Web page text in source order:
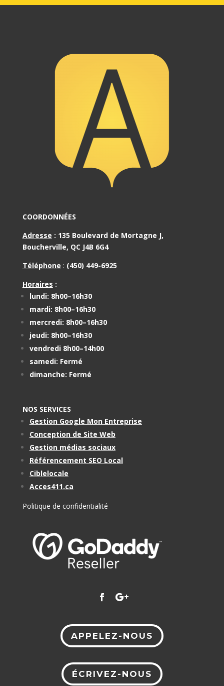
COORDONNÉES
Adresse : 135 Boulevard de Mortagne J,
Boucherville, QC J4B 6G4
Téléphone : (450) 449-6925
Horaires :
lundi: 8h00–16h30
mardi: 8h00–16h30
mercredi: 8h00–16h30
jeudi: 8h00–16h30
vendredi 8h00–14h00
samedi: Fermé
dimanche: Fermé
NOS SERVICES
Gestion Google Mon Entreprise
Conception de Site Web
Gestion médias sociaux
Référencement SEO Local
Ciblelocale
Acces411.ca
Politique de confidentialité
APPELEZ-NOUS
ÉCRIVEZ-NOUS